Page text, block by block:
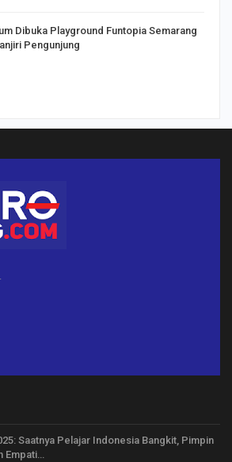
Dibuka Playground Funtopia Semarang
Pengunjung
Saatnya Pelajar Indonesia Bangkit, Pimpin
Empati…